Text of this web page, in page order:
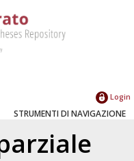
Login
STRUMENTI DI NAVIGAZIONE